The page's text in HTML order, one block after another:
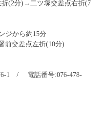
(2分)→二ツ塚交差点右折(7
ジから約15分
交差点左折(10分)
1 / 電話番号:076-478-